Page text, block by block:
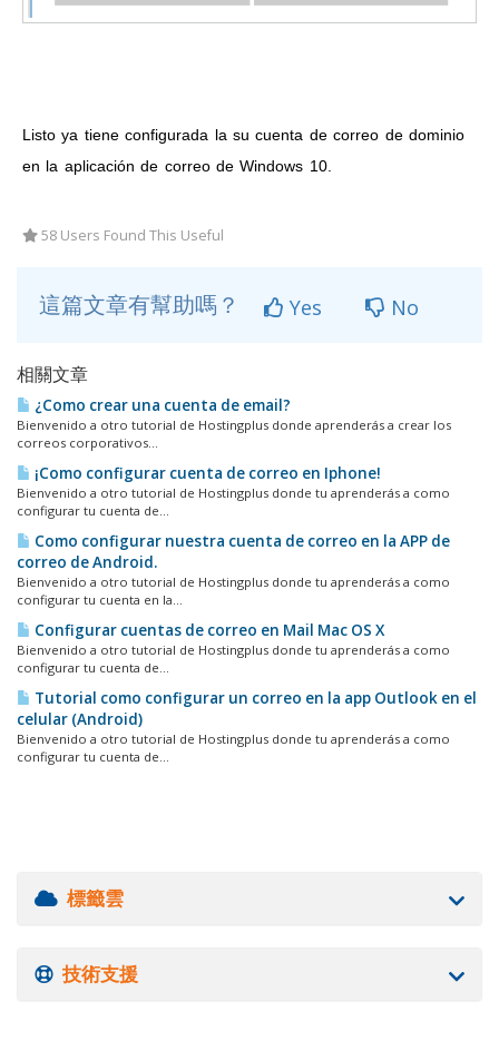
Listo ya tiene configurada la su cuenta de correo de dominio
en la aplicación de correo de Windows 10.
58 Users Found This Useful
這篇文章有幫助嗎？ Yes No
相關文章
¿Como crear una cuenta de email?
Bienvenido a otro tutorial de Hostingplus donde aprenderás a crear los
correos corporativos...
¡Como configurar cuenta de correo en Iphone!
Bienvenido a otro tutorial de Hostingplus donde tu aprenderás a como
configurar tu cuenta de...
Como configurar nuestra cuenta de correo en la APP de
correo de Android.
Bienvenido a otro tutorial de Hostingplus donde tu aprenderás a como
configurar tu cuenta en la...
Configurar cuentas de correo en Mail Mac OS X
Bienvenido a otro tutorial de Hostingplus donde tu aprenderás a como
configurar tu cuenta de...
Tutorial como configurar un correo en la app Outlook en el
celular (Android)
Bienvenido a otro tutorial de Hostingplus donde tu aprenderás a como
configurar tu cuenta de...
標籤雲
技術支援